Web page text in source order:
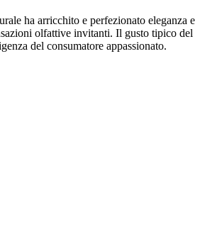
ha arricchito e perfezionato eleganza e
olfattive invitanti. Il gusto tipico del
del consumatore appassionato.